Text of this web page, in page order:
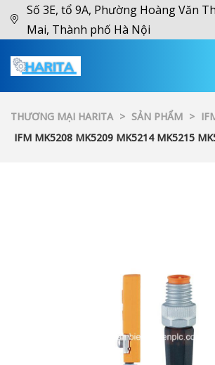
Số 3E, tổ 9A, Phường Hoàng Văn
Mai, Thành phố Hà Nội
THƯƠNG MẠI HARITA > SẢN PHẨM >
IFM MK5208 MK5209 MK5214 MK5215